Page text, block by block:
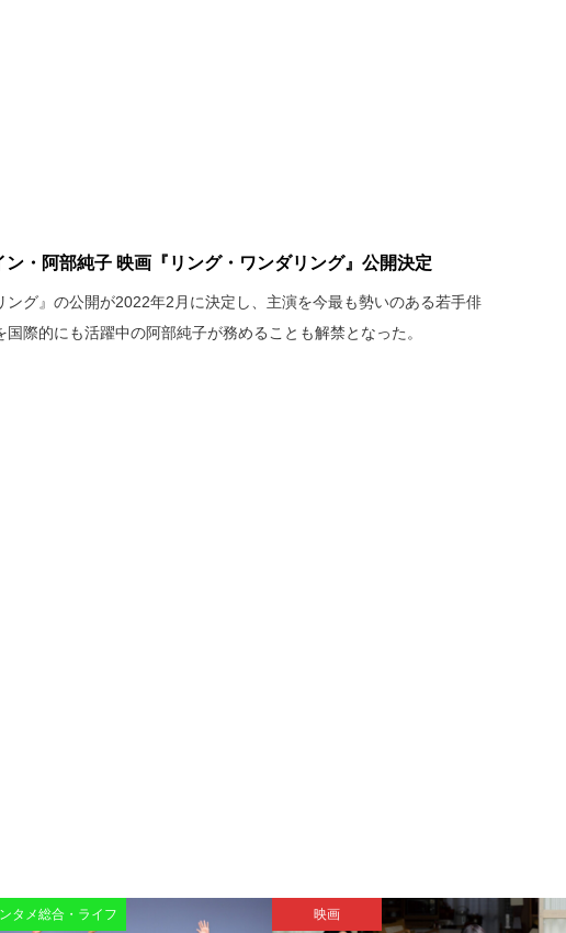
ン・阿部純子 映画『リング・ワンダリング』公開決定
ング』の公開が2022年2月に決定し、主演を今最も勢いのある若手俳
際的にも活躍中の阿部純子が務めることも解禁となった。
タメ総合・ライフ 映画